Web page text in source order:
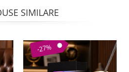
SIMILARE
-27%